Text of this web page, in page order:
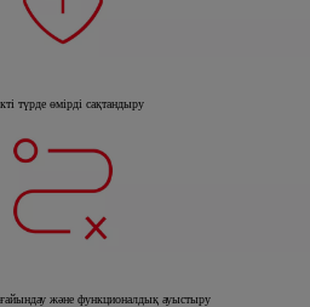
түрде өмірді сақтандыру
және функционалдық ауыстыру